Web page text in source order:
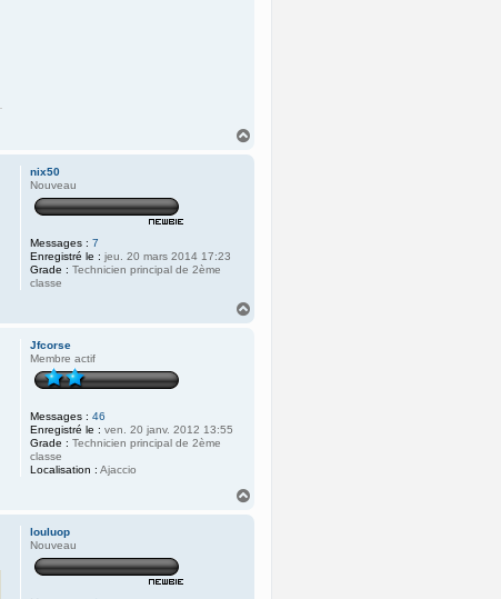
nix50
Nouveau
Messages : 7
Enregistré le : jeu. 20 mars 2014 17:23
Grade : Technicien principal de 2ème
classe
Jfcorse
Membre actif
Messages : 46
Enregistré le : ven. 20 janv. 2012 13:55
Grade : Technicien principal de 2ème
classe
Localisation : Ajaccio
louluop
Nouveau